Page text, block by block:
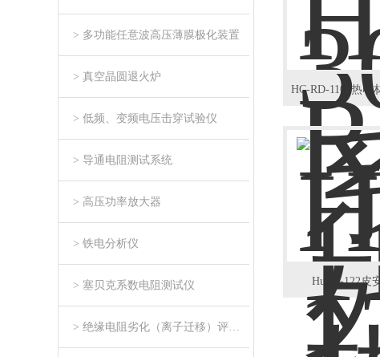
> 多功能任意波高压薄膜极化装置
> 真空晶圆退火炉
> 低频、变频电压击穿试验仪
> 导通电阻测试系统
> 高压功率放大器
> 铁电分析仪
> 塞贝克系数电阻测试仪
> 绝缘电阻劣化（离子迁移）评估系统
Huace-122皮